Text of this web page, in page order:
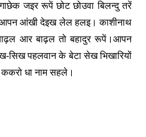
जइर रूपें छोट छोउवा बिलन्दु तरें
आंखी देइख लेल हलइ। काशीनाथ
आर बाढ़ल तो बहादुर रूपें।आपन
सिख पहलवान के बेटा सेख भिखारियों
धा नाम सहले।